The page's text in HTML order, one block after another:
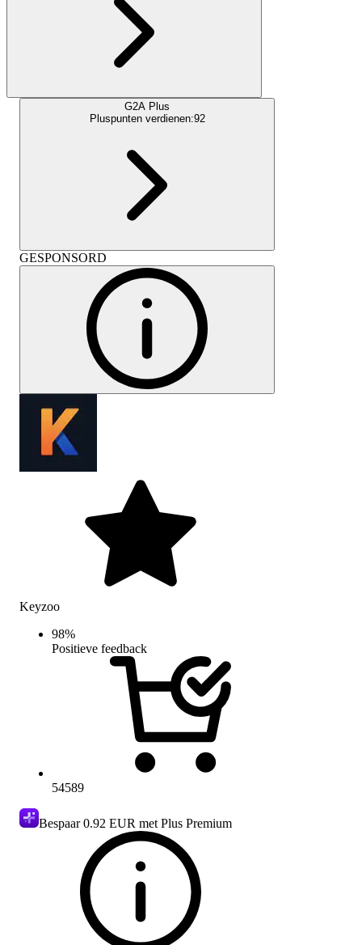
G2A Plus
Pluspunten verdienen:92
GESPONSORD
Keyzoo
98%
Positieve feedback
54589
Bespaar0.92 EUR met Plus Premium